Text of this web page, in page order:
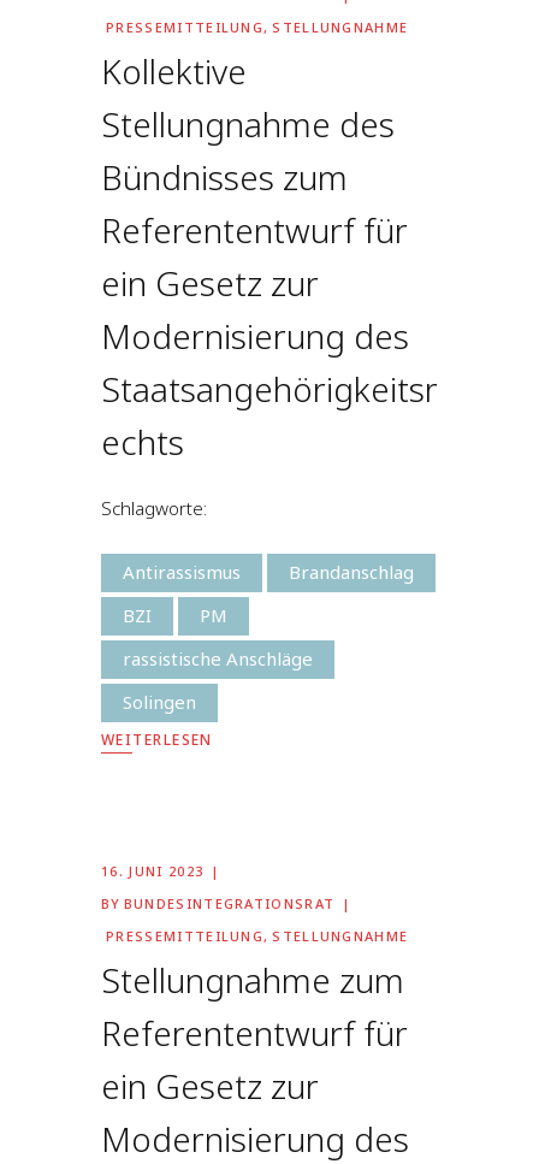
PRESSEMITTEILUNG,STELLUNGNAHME
Kollektive
Stellungnahme des
Bündnisses zum
Referententwurf für
ein Gesetz zur
Modernisierung des
Staatsangehörigkeitsr
echts
Schlagworte:
Antirassismus
Brandanschlag
BZI
PM
rassistische Anschläge
Solingen
WEITERLESEN
16. JUNI 2023
BY BUNDESINTEGRATIONSRAT
PRESSEMITTEILUNG,STELLUNGNAHME
Stellungnahme zum
Referententwurf für
ein Gesetz zur
Modernisierung des